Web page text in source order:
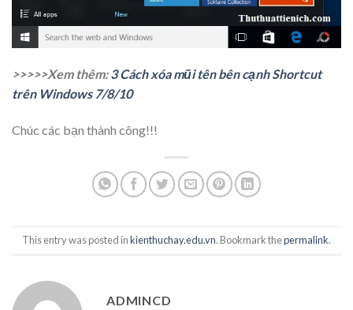
>>>>>Xem thêm:3 Cách xóa mũi tên bên cạnh Shortcut
trên Windows 7/8/10
Chúc các bạn thành công!!!
This entry was posted inkienthuchay.edu.vn. Bookmark thepermalink.
ADMINCD